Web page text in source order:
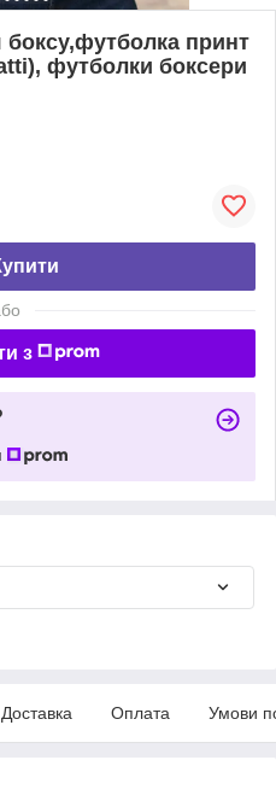
боксу,футболка принт
футболки боксери
з
Доставка Оплата Умови